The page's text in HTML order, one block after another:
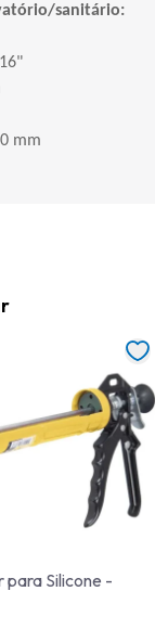
sanitário:
mm
para Silicone -